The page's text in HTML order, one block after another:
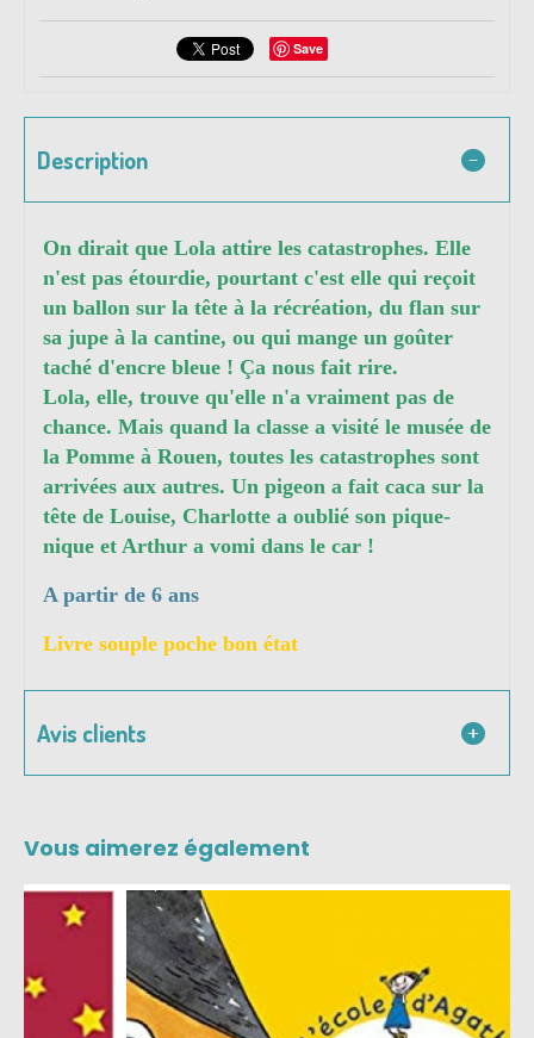
Save
Description
On dirait que Lola attire les catastrophes. Elle
n'est pas étourdie, pourtant c'est elle qui reçoit
un ballon sur la tête à la récréation, du flan sur
sa jupe à la cantine, ou qui mange un goûter
taché d'encre bleue ! Ça nous fait rire.
Lola, elle, trouve qu'elle n'a vraiment pas de
chance. Mais quand la classe a visité le musée de
la Pomme à Rouen, toutes les catastrophes sont
arrivées aux autres. Un pigeon a fait caca sur la
tête de Louise, Charlotte a oublié son pique-
nique et Arthur a vomi dans le car !
A partir de 6 ans
Livre souple poche bon état
Avis clients
Vous aimerez également